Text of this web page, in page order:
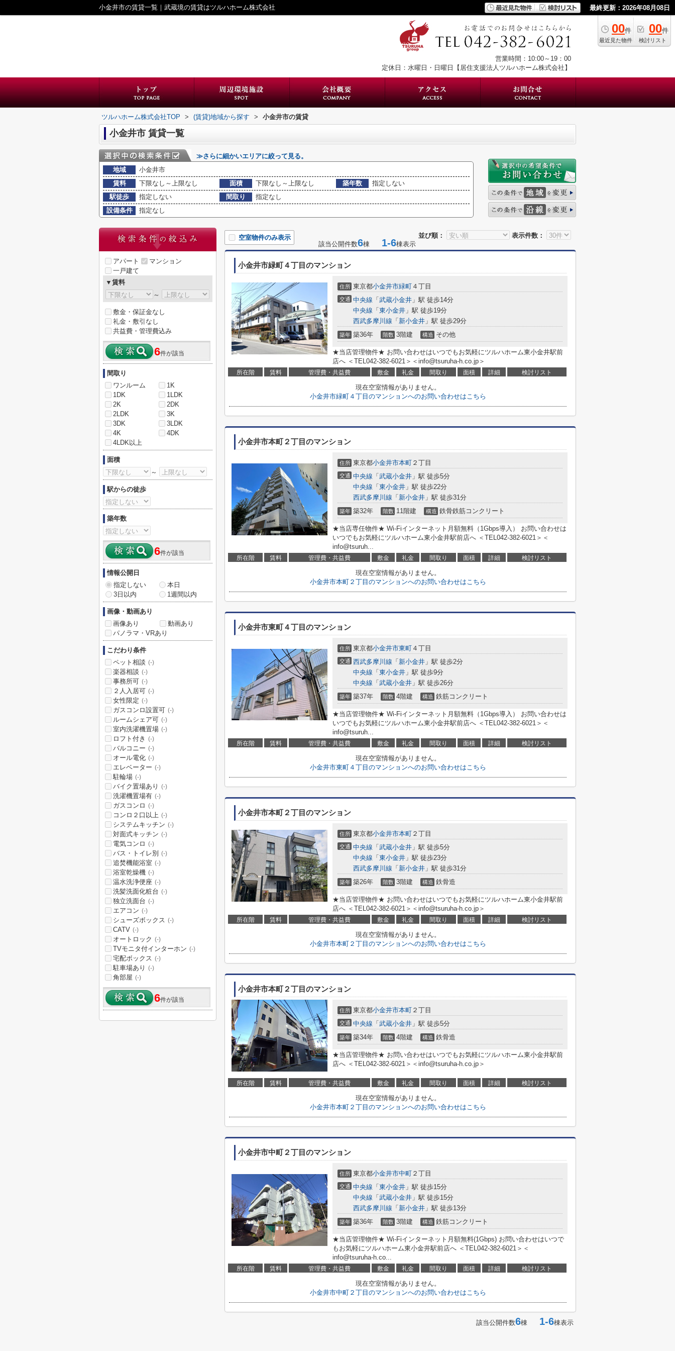
小金井市の賃貸一覧｜武蔵境の賃貸はツルハホーム株式会社 最終更新：2026年08月08日
00件
最近見た物件
00件
検討リスト
営業時間：10:00～19：00
定休日：水曜日・日曜日【居住支援法人ツルハホーム株式会社】
ツルハホーム株式会社TOP > (賃貸)地域から探す > 小金井市の賃貸
小金井市 賃貸一覧
≫さらに細かいエリアに絞って見る。
地域
小金井市
賃料
下限なし～上限なし 面積 下限なし～上限なし 築年数
指定しない
駅徒歩
指定しない 間取り
指定なし
設備条件
指定なし
並び順： 表示件数：
空室物件のみ表示
該当公開件数6棟 1-6棟表示
小金井市緑町４丁目のマンション
住所 東京都小金井市緑町 ４丁目
交通 中央線 「 武蔵小金井 」駅 徒歩14分
中央線 「 東小金井 」駅 徒歩19分
西武多摩川線 「 新小金井 」駅 徒歩29分
築年 築36年 階数 3階建 構造 その他
★当店管理物件★ お問い合わせはいつでもお気軽にツルハホーム東小金井駅前
店へ ＜TEL042-382-6021＞＜info@tsuruha-h.co.jp＞
所在階 賃料 管理費・共益費 敷金 礼金 間取り 面積 詳細 検討リスト
現在空室情報がありません。
小金井市緑町４丁目のマンションへのお問い合わせはこちら
小金井市本町２丁目のマンション
住所 東京都小金井市本町 ２丁目
交通 中央線 「 武蔵小金井 」駅 徒歩5分
中央線 「 東小金井 」駅 徒歩22分
西武多摩川線 「 新小金井 」駅 徒歩31分
築年 築32年 階数 11階建 構造 鉄骨鉄筋コンクリート
★当店専任物件★ Wi-Fiインターネット月額無料（1Gbps導入） お問い合わせは
いつでもお気軽にツルハホーム東小金井駅前店へ ＜TEL042-382-6021＞＜
info@tsuruh...
所在階 賃料 管理費・共益費 敷金 礼金 間取り 面積 詳細 検討リスト
現在空室情報がありません。
小金井市本町２丁目のマンションへのお問い合わせはこちら
小金井市東町４丁目のマンション
住所 東京都小金井市東町 ４丁目
交通 西武多摩川線 「 新小金井 」駅 徒歩2分
中央線 「 東小金井 」駅 徒歩9分
中央線 「 武蔵小金井 」駅 徒歩26分
築年 築37年 階数 4階建 構造 鉄筋コンクリート
★当店管理物件★ Wi-Fiインターネット月額無料（1Gbps導入） お問い合わせは
いつでもお気軽にツルハホーム東小金井駅前店へ ＜TEL042-382-6021＞＜
info@tsuruh...
所在階 賃料 管理費・共益費 敷金 礼金 間取り 面積 詳細 検討リスト
現在空室情報がありません。
小金井市東町４丁目のマンションへのお問い合わせはこちら
小金井市本町２丁目のマンション
住所 東京都小金井市本町 ２丁目
交通 中央線 「 武蔵小金井 」駅 徒歩5分
中央線 「 東小金井 」駅 徒歩23分
西武多摩川線 「 新小金井 」駅 徒歩31分
築年 築26年 階数 3階建 構造 鉄骨造
★当店管理物件★ お問い合わせはいつでもお気軽にツルハホーム東小金井駅前
店へ ＜TEL042-382-6021＞＜info@tsuruha-h.co.jp＞
所在階 賃料 管理費・共益費 敷金 礼金 間取り 面積 詳細 検討リスト
現在空室情報がありません。
小金井市本町２丁目のマンションへのお問い合わせはこちら
小金井市本町２丁目のマンション
住所 東京都小金井市本町 ２丁目
交通 中央線 「 武蔵小金井 」駅 徒歩5分
築年 築34年 階数 4階建 構造 鉄骨造
★当店管理物件★ お問い合わせはいつでもお気軽にツルハホーム東小金井駅前
店へ ＜TEL042-382-6021＞＜info@tsuruha-h.co.jp＞
所在階 賃料 管理費・共益費 敷金 礼金 間取り 面積 詳細 検討リスト
現在空室情報がありません。
小金井市本町２丁目のマンションへのお問い合わせはこちら
小金井市中町２丁目のマンション
住所 東京都小金井市中町 ２丁目
交通 中央線 「 東小金井 」駅 徒歩15分
中央線 「 武蔵小金井 」駅 徒歩15分
西武多摩川線 「 新小金井 」駅 徒歩13分
築年 築36年 階数 3階建 構造 鉄筋コンクリート
★当店管理物件★ Wi-Fiインターネット月額無料(1Gbps) お問い合わせはいつで
もお気軽にツルハホーム東小金井駅前店へ ＜TEL042-382-6021＞＜
info@tsuruha-h.co...
所在階 賃料 管理費・共益費 敷金 礼金 間取り 面積 詳細 検討リスト
現在空室情報がありません。
小金井市中町２丁目のマンションへのお問い合わせはこちら
該当公開件数6棟 1-6棟表示
アパート
マンション
一戸建て
▼賃料
～
敷金・保証金なし
礼金・敷引なし
共益費・管理費込み
6件が該当
間取り
ワンルーム
1K
1DK
1LDK
2K
2DK
2LDK
3K
3DK
3LDK
4K
4DK
4LDK以上
面積
～
駅からの徒歩
築年数
6件が該当
情報公開日
指定しない
本日
3日以内
1週間以内
画像・動画あり
画像あり
動画あり
パノラマ・VRあり
こだわり条件
ペット相談 (-)
楽器相談 (-)
事務所可 (-)
２人入居可 (-)
女性限定 (-)
ガスコンロ設置可 (-)
ルームシェア可 (-)
室内洗濯機置場 (-)
ロフト付き (-)
バルコニー (-)
オール電化 (-)
エレベーター (-)
駐輪場 (-)
バイク置場あり (-)
洗濯機置場有 (-)
ガスコンロ (-)
コンロ２口以上 (-)
システムキッチン (-)
対面式キッチン (-)
電気コンロ (-)
バス・トイレ別 (-)
追焚機能浴室 (-)
浴室乾燥機 (-)
温水洗浄便座 (-)
洗髪洗面化粧台 (-)
独立洗面台 (-)
エアコン (-)
シューズボックス (-)
CATV (-)
オートロック (-)
TVモニタ付インターホン (-)
宅配ボックス (-)
駐車場あり (-)
角部屋 (-)
6件が該当